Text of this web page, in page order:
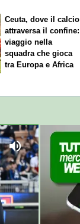
Ceuta, dove il calcio
attraversa il confine:
viaggio nella
squadra che gioca
tra Europa e Africa